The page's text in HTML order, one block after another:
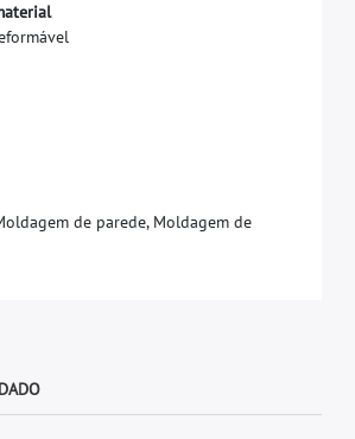
aterial
formável
de parede, Moldagem de